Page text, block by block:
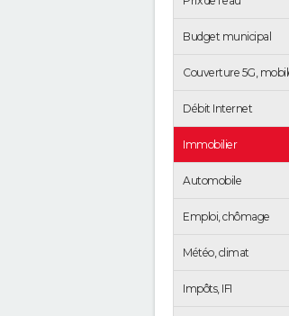
Budget municipal
Couverture 5G,
Débit Internet
Immobilier
Automobile
Emploi, chômage
Météo, climat
Impôts, IFI